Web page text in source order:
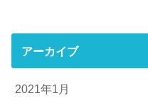
アーカイブ
2021年1月